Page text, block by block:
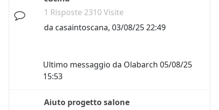
1 Risposte 2310 Visite
da casaintoscana, 03/08/25 22:49
Ultimo messaggio da Olabarch 05/08/25
15:53
Aiuto progetto salone